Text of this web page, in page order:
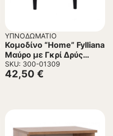
ΥΠΝΟΔΩΜΆΤΙΟ
Κομοδίνο “Home” Fylliana
Μαύρο με Γκρί Δρύς
40×39.5×55 εκ.
SKU: 300-01309
42,50 €